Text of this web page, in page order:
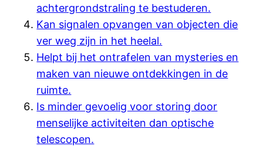
achtergrondstraling te bestuderen.
Kan signalen opvangen van objecten die
ver weg zijn in het heelal.
Helpt bij het ontrafelen van mysteries en
maken van nieuwe ontdekkingen in de
ruimte.
Is minder gevoelig voor storing door
menselijke activiteiten dan optische
telescopen.